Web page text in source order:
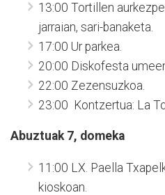
13:00 Tortillen
jarraian, sari-banaketa.
17:00 Ur parkea.
20:00 Diskofesta
22:00 Zezensuzkoa.
23:00 Kontzertua: La
Abuztuak 7, domeka
11:00 LX. Paella
kioskoan.